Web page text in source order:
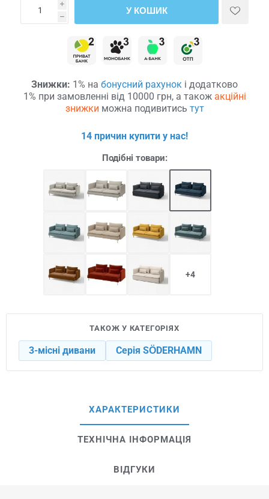
i
h
У КОШИК
Знижки: 1% на бонусний рахунок і додатково
1% при замовленні від 10000 грн, а також акційні
знижки можна подивитись тут
14 причин купити у нас!
Подібні товари:
+4
ТАКОЖ У КАТЕГОРІЯХ
3-місні дивани Серія SÖDERHAMN
ХАРАКТЕРИСТИКИ
ТЕХНІЧНА ІНФОРМАЦІЯ
ВІДГУКИ